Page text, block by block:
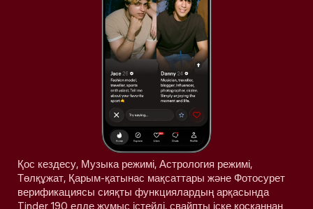
Қос кездесу, Музыка режимі, Астрология режимі,
Төлқұжат, Қарым-қатынас мақсаттары және Фотосурет
верификациясы сияқты функциялардың арқасында
Tinder 190 елде жұмыс істейді, свайпты іске қосқаннан